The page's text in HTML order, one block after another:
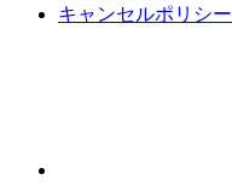
キャンセルポリシー